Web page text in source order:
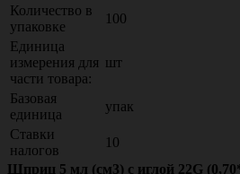
Количество в
упаковке
100
Единица
измерения для
части товара:
шт
Базовая
единица
упак
Ставки
налогов
10
Шприц 5 мл (см3) с иглой 22G